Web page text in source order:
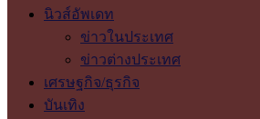
นิวส์อัพเดท
ข่าวในประเทศ
ข่าวต่างประเทศ
เศรษฐกิจ/ธุรกิจ
บันเทิง